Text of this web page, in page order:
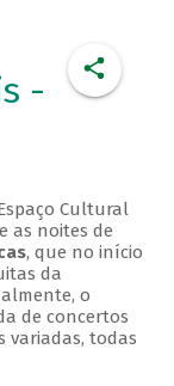
-
Cultural
as noites de
, que no início
da
o
de concertos
variadas, todas